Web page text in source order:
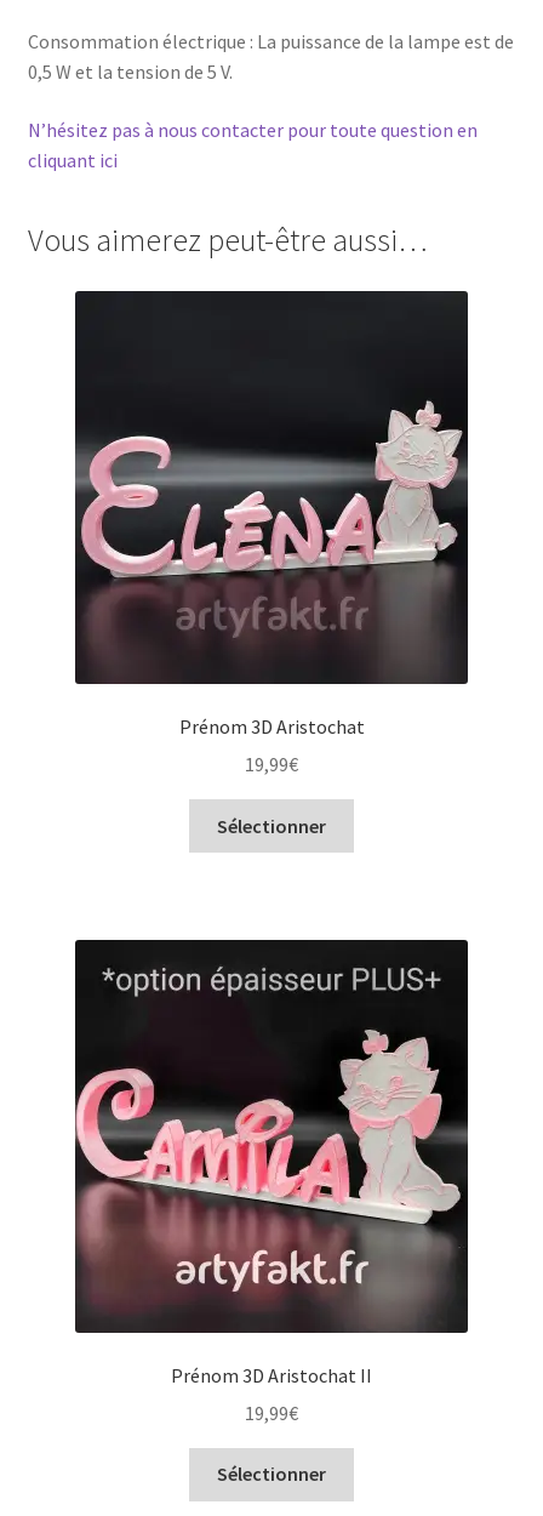
Consommation électrique : La puissance de la lampe est de
0,5 W et la tension de 5 V.
N’hésitez pas à nous contacter pour toute question en
cliquant ici
Vous aimerez peut-être aussi…
Prénom 3D Aristochat
19,99€
Sélectionner
Prénom 3D Aristochat II
19,99€
Sélectionner